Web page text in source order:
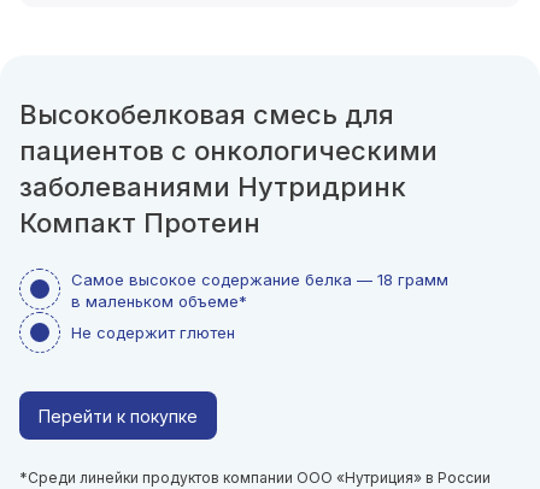
Высокобелковая смесь для
пациентов с онкологическими
заболеваниями Нутридринк
Компакт Протеин
Самое высокое содержание белка — 18 грамм
в маленьком объеме*
Не содержит глютен
Перейти к покупке
*Среди линейки продуктов компании ООО «Нутриция» в России